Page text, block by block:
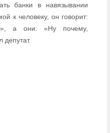
банки в навязывании
к человеку, он говорит:
а они: «Ну почему,